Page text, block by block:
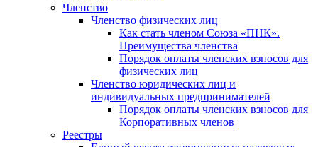
Членство
Членство физических лиц
Как стать членом Союза «ПНК».
Преимущества членства
Порядок оплаты членских взносов для
физических лиц
Членство юридических лиц и
индивидуальных предпринимателей
Порядок оплаты членских взносов для
Корпоративных членов
Реестры